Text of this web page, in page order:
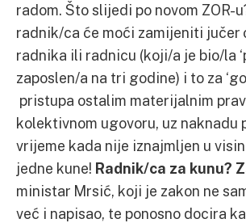
radom. Što slijedi po novom ZOR-
radnik/ca će moći zamijeniti jučer
radnika ili radnicu (koji/a je bio/la
zaposlen/a na tri godine) i to za
pristupa ostalim materijalnim
kolektivnom ugovoru, uz naknadu
vrijeme kada nije iznajmljen u
jedne kune! Radnik/ca za kunu?
ministar Mrsić, koji je zakon ne
već i napisao, te ponosno docira